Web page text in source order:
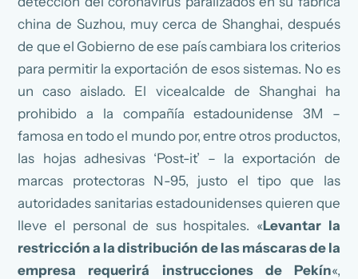
china de Suzhou, muy cerca de Shanghai, después
de que el Gobierno de ese país cambiara los criterios
para permitir la exportación de esos sistemas. No es
un caso aislado. El vicealcalde de Shanghai ha
prohibido a la compañía estadounidense 3M –
famosa en todo el mundo por, entre otros productos,
las hojas adhesivas ‘Post-it’ – la exportación de
marcas protectoras N-95, justo el tipo que las
autoridades sanitarias estadounidenses quieren que
lleve el personal de sus hospitales. «Levantar la
restricción a la distribución de las máscaras de la
empresa requerirá instrucciones de Pekín«,